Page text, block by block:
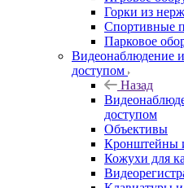
Горки из
Спортивные
Парковое
Видеонаблюдение
доступом
Назад
доступом
Объективы
Кронштейны
Кожухи для